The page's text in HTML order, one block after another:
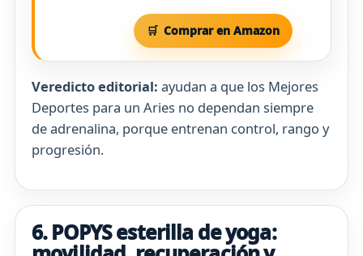
Comprar en Amazon
Veredicto editorial: ayudan a que los Mejores
Deportes para un Aries no dependan siempre
de adrenalina, porque entrenan control, rango y
progresión.
6. POPYS esterilla de yoga: